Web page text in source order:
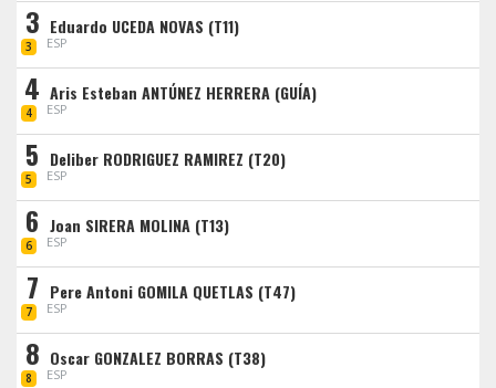
3
3
Eduardo UCEDA NOVAS (T11)
ESP
4
4
Aris Esteban ANTÚNEZ HERRERA (GUÍA)
ESP
5
5
Deliber RODRIGUEZ RAMIREZ (T20)
ESP
6
6
Joan SIRERA MOLINA (T13)
ESP
7
7
Pere Antoni GOMILA QUETLAS (T47)
ESP
8
8
Oscar GONZALEZ BORRAS (T38)
ESP